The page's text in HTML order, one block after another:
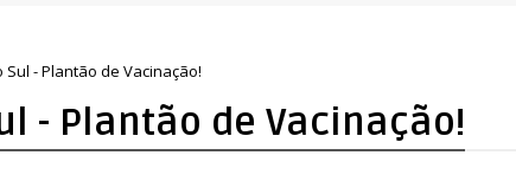
- Plantão de Vacinação!
- Plantão de Vacinação!